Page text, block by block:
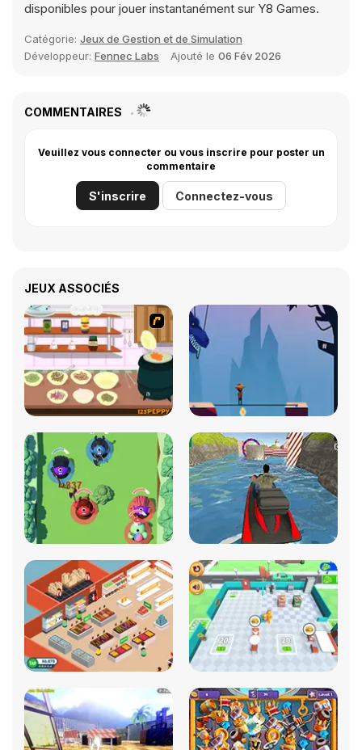
disponibles pour jouer instantanément sur Y8 Games.
Catégorie: Jeux de Gestion et de Simulation
Développeur: Fennec Labs Ajouté le 06 Fév 2026
COMMENTAIRES
Veuillez vous connecter ou vous inscrire pour poster un
commentaire
S'inscrire Connectez-vous
JEUX ASSOCIÉS